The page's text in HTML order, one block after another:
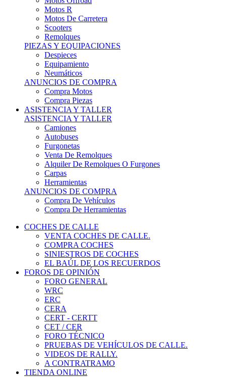
Motos R
Motos De Carretera
Scooters
Remolques
PIEZAS Y EQUIPACIONES
Despieces
Equipamiento
Neumáticos
ANUNCIOS DE COMPRA
Compra Motos
Compra Piezas
ASISTENCIA Y TALLER
ASISTENCIA Y TALLER
Camiones
Autobuses
Furgonetas
Venta De Remolques
Alquiler De Remolques O Furgones
Carpas
Herramientas
ANUNCIOS DE COMPRA
Compra De Vehículos
Compra De Herramientas
COCHES DE CALLE
VENTA COCHES DE CALLE.
COMPRA COCHES
SINIESTROS DE COCHES
EL BAÚL DE LOS RECUERDOS
FOROS DE OPINIÓN
FORO GENERAL
WRC
ERC
CERA
CERT - CERTT
CET / CER
FORO TÉCNICO
PRUEBAS DE VEHÍCULOS DE CALLE.
VIDEOS DE RALLY.
A CONTRATRAMO
TIENDA ONLINE